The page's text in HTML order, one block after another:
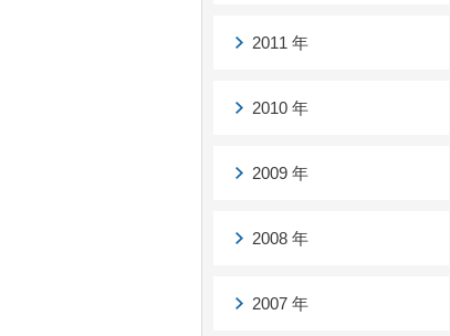
2011 年
2010 年
2009 年
2008 年
2007 年